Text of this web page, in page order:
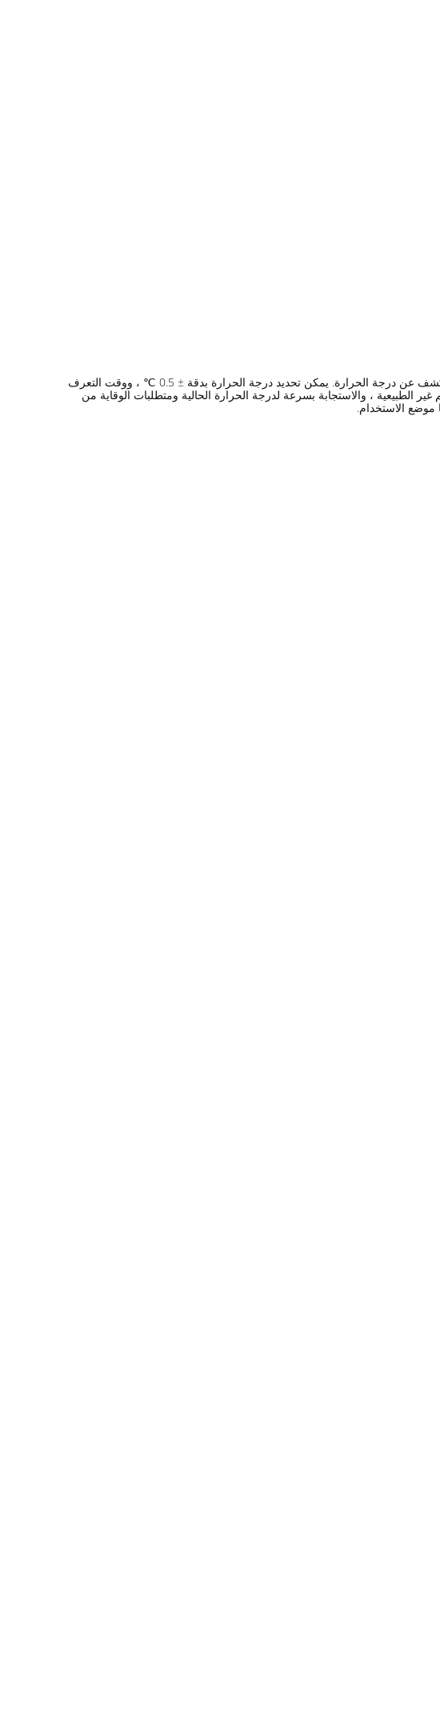
الحل مناسب للمشاريع الجديدة ، باستخدام مزيج مثالي من الباب الدوار الذكي المتطور للمشاة + التعرف على الوجه + وحدة الكشف عن درجة الحرارة. يمكن تحديد درجة الحرارة بدقة ± 0.5 ℃ ، ووقت التعرف
غير الطبيعية ، والاستجابة بسرعة لدرجة الحرارة الحالية ومتطلبات الوقاية من
موضع الاستخدام.